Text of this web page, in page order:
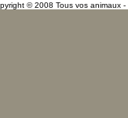
© 2008 Tous vos animaux